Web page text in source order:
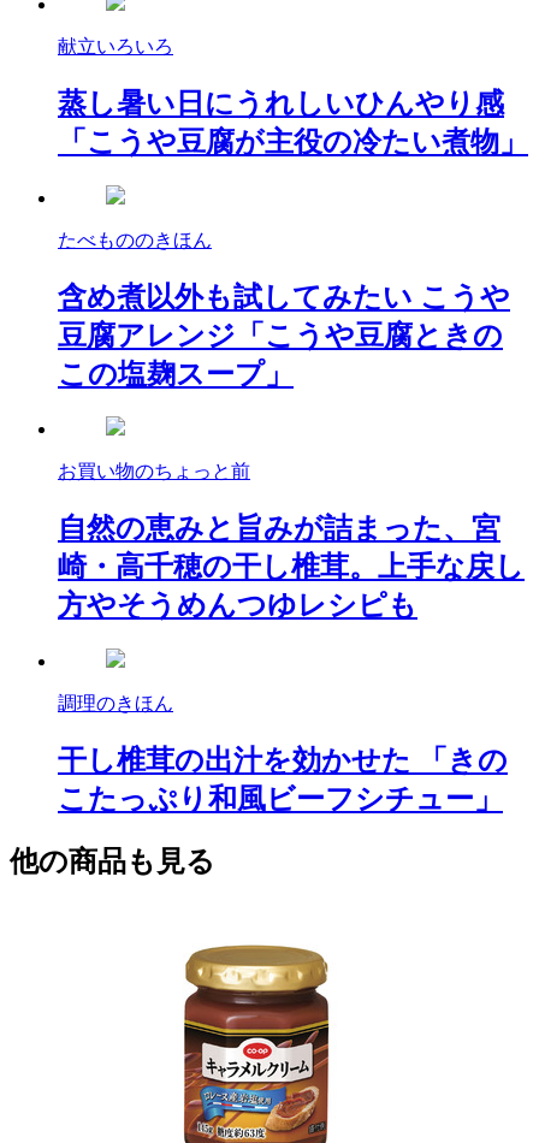
献立いろいろ
蒸し暑い日にうれしいひんやり感
「こうや豆腐が主役の冷たい煮物」
たべもののきほん
含め煮以外も試してみたい こうや
豆腐アレンジ「こうや豆腐ときの
この塩麹スープ」
お買い物のちょっと前
自然の恵みと旨みが詰まった、宮
崎・高千穂の干し椎茸。上手な戻し
方やそうめんつゆレシピも
調理のきほん
干し椎茸の出汁を効かせた 「きの
こたっぷり和風ビーフシチュー」
他の商品も見る